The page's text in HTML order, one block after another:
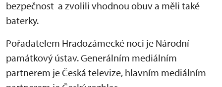
bezpečnost a zvolili vhodnou obuv a měli také
baterky.
Pořadatelem Hradozámecké noci je Národní
památkový ústav. Generálním mediálním
partnerem je Česká televize, hlavním mediálním